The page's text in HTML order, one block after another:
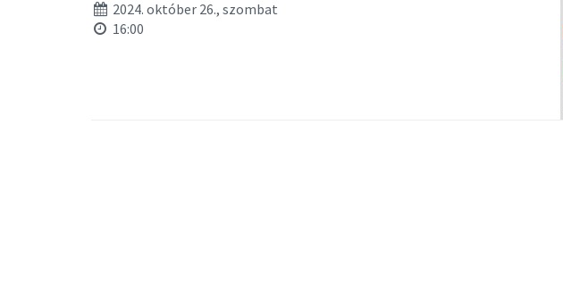
2024. október 26., szombat
16:00